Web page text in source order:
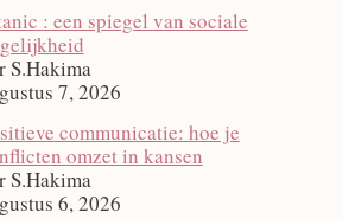
: een spiegel van sociale
S.Hakima
7, 2026
communicatie: hoe je
omzet in kansen
S.Hakima
6, 2026